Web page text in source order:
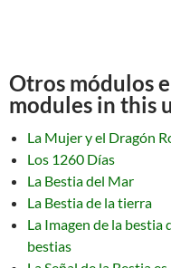
Otros módulos
modules in this
La Mujer y el Dragón
Los 1260 Días
La Bestia del Mar
La Bestia de la tierra
La Imagen de la bestia
bestias